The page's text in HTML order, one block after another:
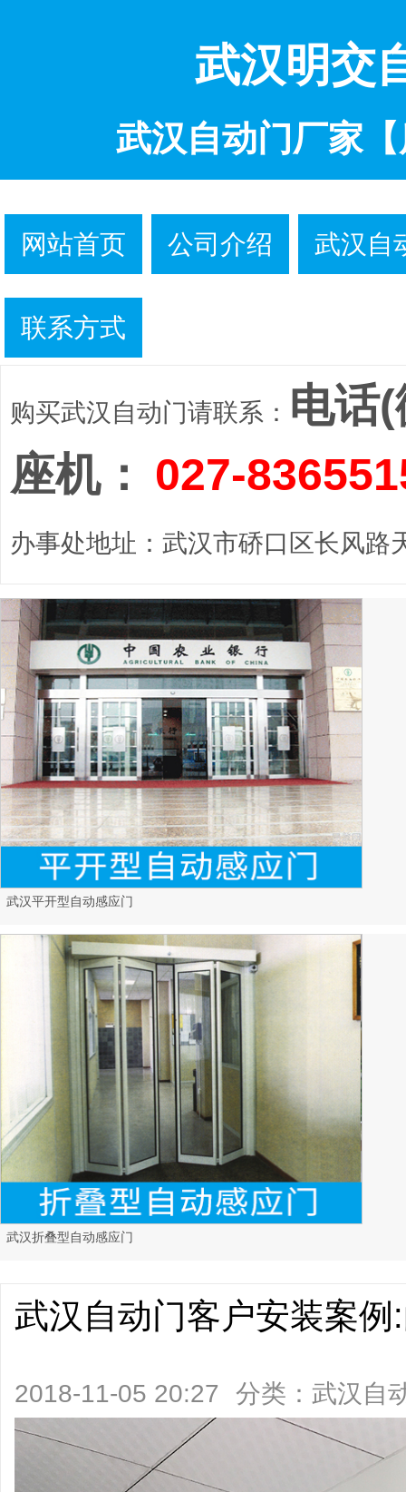
武汉明交
武汉自动门厂家
网站首页 公司介绍 武汉自
联系方式
购买武汉自动门请联系： 电话
座机： 027-
办事处地址：武汉市硚口区长风路
武汉平开型自动感应门
武汉折叠型自动感应门
武汉自动门客户安装案
2018-11-05 20:27 分类： 武汉自
阅读)